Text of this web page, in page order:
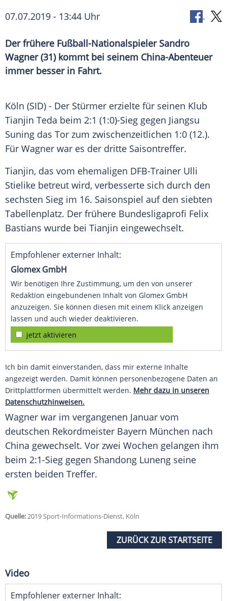
07.07.2019 - 13:44 Uhr
Der frühere Fußball-Nationalspieler Sandro
Wagner (31) kommt bei seinem China-Abenteuer
immer besser in Fahrt.
Köln (SID) - Der Stürmer erzielte für seinen Klub
Tianjin Teda beim 2:1 (1:0)-Sieg gegen Jiangsu
Suning das Tor zum zwischenzeitlichen 1:0 (12.).
Für Wagner war es der dritte Saisontreffer.
Tianjin, das vom ehemaligen DFB-Trainer Ulli
Stielike betreut wird, verbesserte sich durch den
sechsten Sieg im 16. Saisonspiel auf den siebten
Tabellenplatz. Der frühere Bundesligaprofi Felix
Bastians wurde bei Tianjin eingewechselt.
Empfohlener externer Inhalt:
Glomex GmbH
Wir benötigen Ihre Zustimmung, um den von unserer
Redaktion eingebundenen Inhalt von Glomex GmbH
anzuzeigen. Sie können diesen mit einem Klick anzeigen
lassen und auch wieder deaktivieren.
jetzt aktivieren
Ich bin damit einverstanden, dass mir externe Inhalte
angezeigt werden. Damit können personenbezogene Daten an
Drittplattformen übermittelt werden. Mehr dazu in unseren
Datenschutzhinweisen.
Wagner war im vergangenen Januar vom
deutschen Rekordmeister Bayern München nach
China gewechselt. Vor zwei Wochen gelangen ihm
beim 2:1-Sieg gegen Shandong Luneng seine
ersten beiden Treffer.
Quelle:2019 Sport-Informations-Dienst, Köln
ZURÜCK ZUR STARTSEITE
Video
Empfohlener externer Inhalt: